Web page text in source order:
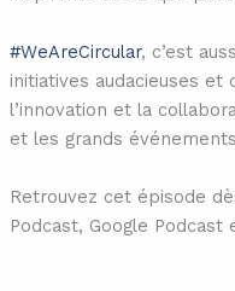
#WeAreCircular, c’est
initiatives audacieuses
l’innovation et la
et les grands
Retrouvez cet épisode
Podcast, Google Podcast